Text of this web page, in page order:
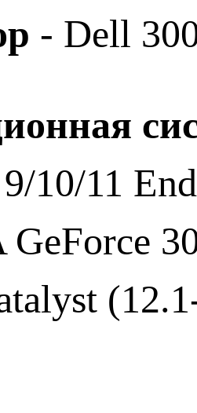
- Dell
10/11